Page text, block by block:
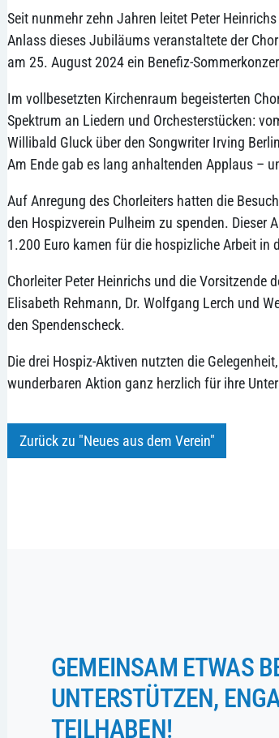
Seit nunmehr zehn Jahren leitet Peter
Anlass dieses Jubiläums veranstaltete der
am 25. August 2024 ein Benefiz-
Im vollbesetzten Kirchenraum begeisterten
Spektrum an Liedern und Orchesterstücken:
Willibald Gluck über den Songwriter Irving
Am Ende gab es lang anhaltenden Applaus –
Auf Anregung des Chorleiters hatten die
den Hospizverein Pulheim zu spenden. Dieser
1.200 Euro kamen für die hospizliche Arbeit in
Chorleiter Peter Heinrichs und die Vorsitzende
Elisabeth Rehmann, Dr. Wolfgang Lerch und
den Spendenscheck.
Die drei Hospiz-Aktiven nutzten die
wunderbaren Aktion ganz herzlich für ihre
Zurück zu "Neues aus dem Verein"
GEMEINSAM ETWAS
UNTERSTÜTZEN,
TEILHABEN!